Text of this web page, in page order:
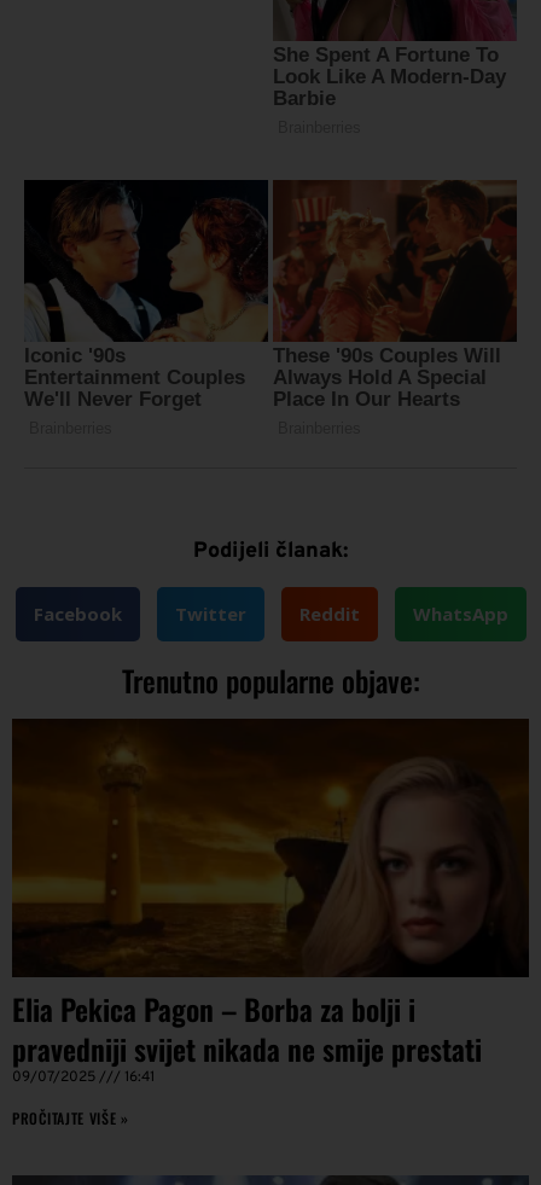
Podijeli članak:
Facebook Twitter Reddit WhatsApp
Trenutno popularne objave:
Elia Pekica Pagon – Borba za bolji i
pravedniji svijet nikada ne smije prestati
09/07/2025 16:41
PROČITAJTE VIŠE »